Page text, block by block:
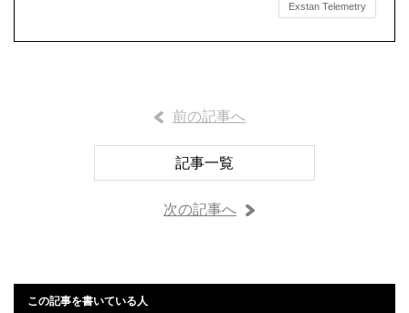
Exstan Telemetry
前の記事へ
記事一覧
次の記事へ
この記事を書いている人